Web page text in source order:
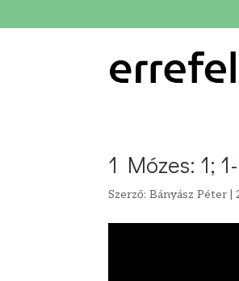
1 Mózes: 1;
Szerző:Bányász Péter |